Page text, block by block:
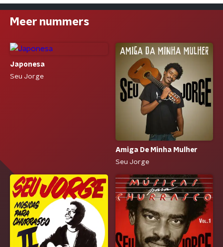
Meer nummers
Japonesa
Seu Jorge
Amiga De Minha Mulher
Seu Jorge